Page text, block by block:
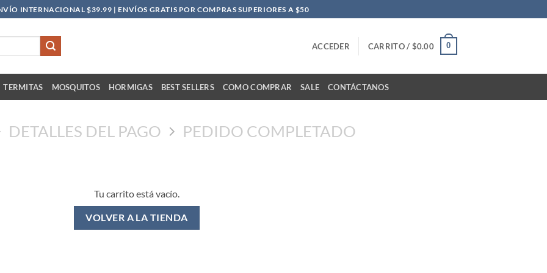
INTERNACIONAL $39.99 | ENVÍOS GRATIS POR COMPRAS SUPERIORES A $50
ACCEDER CARRITO / $0.00 0
TERMITAS MOSQUITOS HORMIGAS BEST SELLERS COMO COMPRAR SALE CONTÁCTANOS
DETALLES DEL PAGO PEDIDO COMPLETADO
Tu carrito está vacío.
VOLVER A LA TIENDA